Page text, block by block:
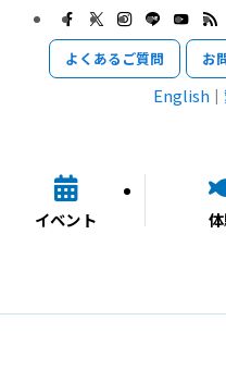
イベント
よくあるご質問 お
English